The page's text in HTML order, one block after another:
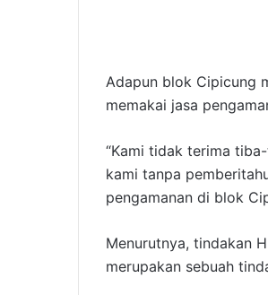
Adapun blok Cipicung
memakai jasa
“Kami tidak terima
kami tanpa
pengamanan di blok
Menurutnya, tindakan
merupakan sebuah